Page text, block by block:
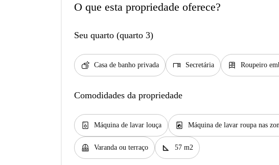
O que esta propriedade oferece?
Seu quarto (quarto 3)
soap Casa de banho privada desk Secretária dresser Roupeiro
Comodidades da propriedade
dishwasher_gen Máquina de lavar louça local_laundry_service Máquina de lavar roupa nas
balcony Varanda ou terraço square_foot 57 m2